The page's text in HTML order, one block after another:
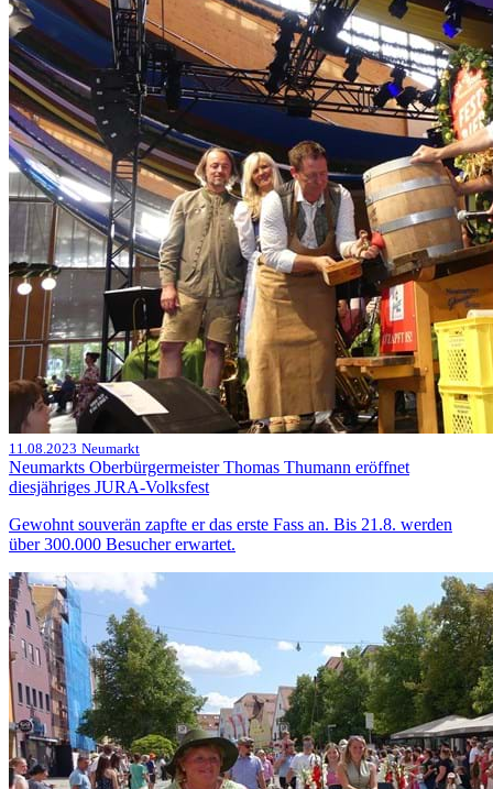
11.08.2023 Neumarkt
Neumarkts Oberbürgermeister Thomas Thumann eröffnet
diesjähriges JURA-Volksfest
Gewohnt souverän zapfte er das erste Fass an. Bis 21.8. werden
über 300.000 Besucher erwartet.